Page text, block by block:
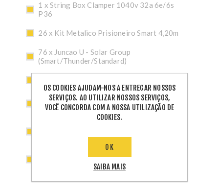
1 x String Box Clamper 1040v 32a 6e/6s
P36
26 x Kit Metalico Prisioneiro Smart 4,20m
76 x Juncao U - Solar Group
(Smart/Thunder/Standard)
3 x Cabo 1x6mm2 1.8kv Cc Nbr 16 Vermelho
Pc Bobina 100m
OS COOKIES AJUDAM-NOS A ENTREGAR NOSSOS
SERVIÇOS. AO UTILIZAR NOSSOS SERVIÇOS,
VOCÊ CONCORDA COM A NOSSA UTILIZAÇÃO DE
COOKIES.
OK
SAIBA MAIS